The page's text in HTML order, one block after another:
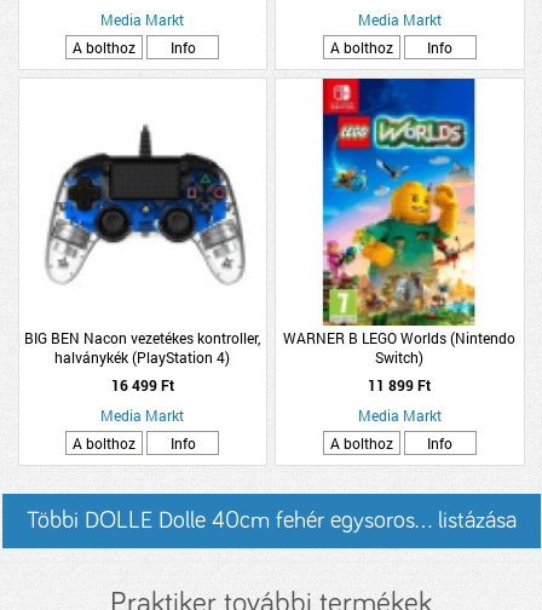
Media Markt
A bolthoz
Info
Media Markt
A bolthoz
Info
BIG BEN Nacon vezetékes kontroller,
halványkék (PlayStation 4)
16 499 Ft
Media Markt
A bolthoz
Info
WARNER B LEGO Worlds (Nintendo
Switch)
11 899 Ft
Media Markt
A bolthoz
Info
Többi DOLLE Dolle 40cm fehér egysoros... listázása
Praktiker további termékek